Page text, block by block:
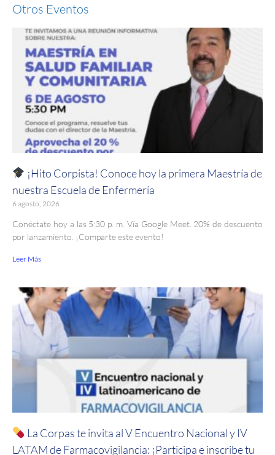
Otros Eventos
¡Hito Corpista! Conoce hoy la primera Maestría de
nuestra Escuela de Enfermería
6 agosto, 2026
Conéctate hoy a las 5:30 p. m. Vía Google Meet. 20% de descuento
por lanzamiento. ¡Comparte este evento!
Leer Más
La Corpas te invita al V Encuentro Nacional y IV
LATAM de Farmacovigilancia: ¡Participa e inscribe tu